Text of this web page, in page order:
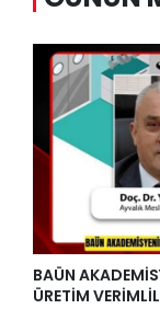
BAÜN
ÜRETİM